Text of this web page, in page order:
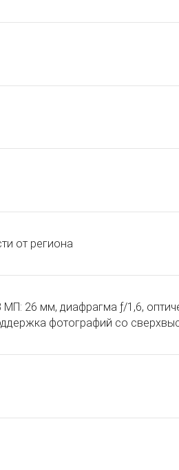
от региона
26 мм, диафрагма ƒ/1,6,
фотографий со